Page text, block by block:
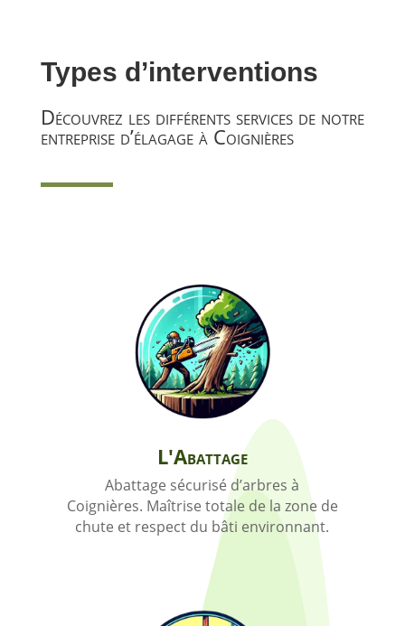
Types d’interventions
Découvrez les différents services de notre
entreprise d’élagage à Coignières
L'Abattage
Abattage sécurisé d’arbres à
Coignières. Maîtrise totale de la zone de
chute et respect du bâti environnant.